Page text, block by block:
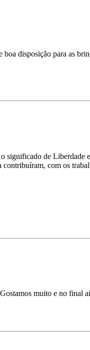
disposição para as
significado de Liberdade
com os
muito e no final